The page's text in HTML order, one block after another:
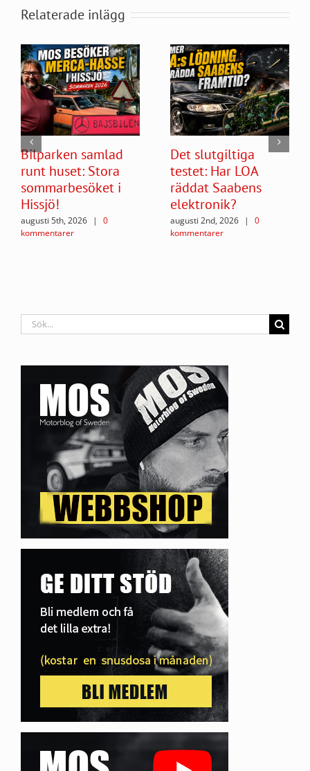
Relaterade inlägg
Bilparken samlad
runt huset: Stora
sommarbesöket i
Hissjö!
augusti 5th, 2026 |
0
kommentarer
Det slutgiltiga
testet: Har LOA
räddat Saabens
elektronik?
augusti 2nd, 2026 |
0
kommentarer
Sök
efter: